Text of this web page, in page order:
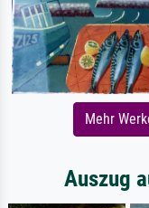
Mehr
Auszug